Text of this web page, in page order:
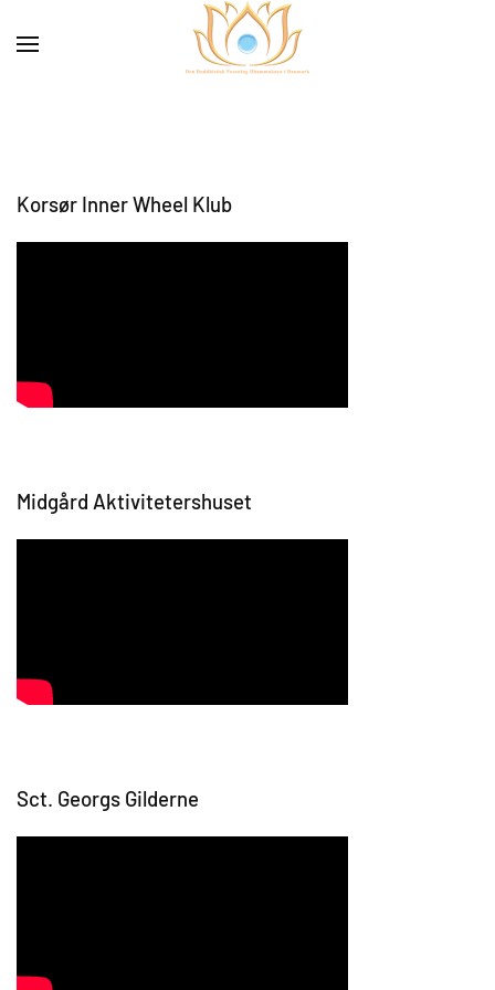
Korsør Inner Wheel Klub
Midgård Aktivitetershuset
Sct. Georgs Gilderne